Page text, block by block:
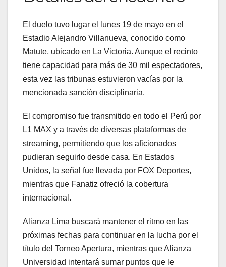
El duelo tuvo lugar el lunes 19 de mayo en el
Estadio Alejandro Villanueva, conocido como
Matute, ubicado en La Victoria. Aunque el recinto
tiene capacidad para más de 30 mil espectadores,
esta vez las tribunas estuvieron vacías por la
mencionada sanción disciplinaria.
El compromiso fue transmitido en todo el Perú por
L1 MAX y a través de diversas plataformas de
streaming, permitiendo que los aficionados
pudieran seguirlo desde casa. En Estados
Unidos, la señal fue llevada por FOX Deportes,
mientras que Fanatiz ofreció la cobertura
internacional.
Alianza Lima buscará mantener el ritmo en las
próximas fechas para continuar en la lucha por el
título del Torneo Apertura, mientras que Alianza
Universidad intentará sumar puntos que le